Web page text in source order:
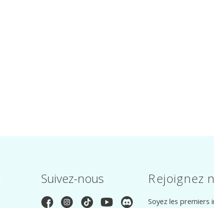
Suivez-nous Rejoignez
Soyez les